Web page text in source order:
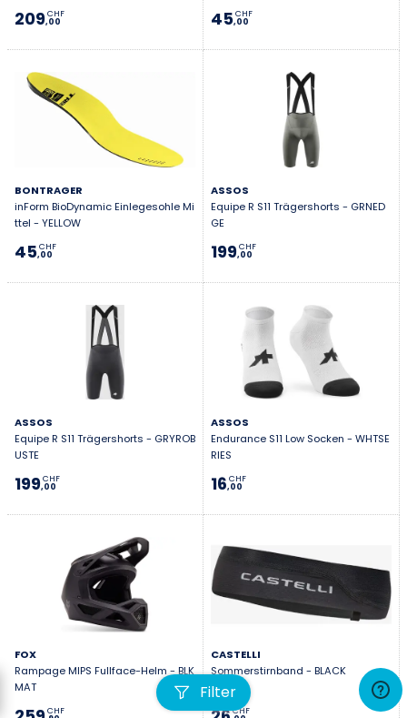
Filter
209,00
CHF 45,00
CHF
BONTRAGER
inForm BioDynamic Einlegesohle Mi
ttel - YELLOW
45,00
CHF
ASSOS
Equipe R S11 Trägershorts - GRNED
GE
199,00
CHF
ASSOS
Equipe R S11 Trägershorts - GRYROB
USTE
199,00
CHF
ASSOS
Endurance S11 Low Socken - WHTSE
RIES
16,00
CHF
FOX
Rampage MIPS Fullface-Helm - BLK
MAT
CHF
CASTELLI
Sommerstirnband - BLACK
CHF